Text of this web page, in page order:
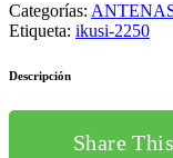
Categorías:
Etiqueta: ikusi-2250
Descripción
Share